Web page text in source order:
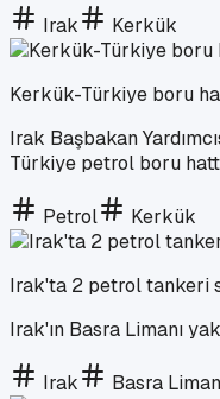
Irak Kerkük
Kerkük-Türkiye boru
Irak Başbakan
Türkiye petrol boru
Petrol Kerkük
Irak'ta 2 petrol tankeri
Irak'ın Basra Limanı
Irak Basra